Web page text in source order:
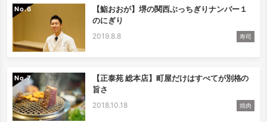
No.
【鮨おおが】堺の関西ぶっちぎりナンバー１
のにぎり
2019.8.8 寿司
No.
【正泰苑 総本店】町屋だけはすべてが別格の
旨さ
2018.10.18 焼肉